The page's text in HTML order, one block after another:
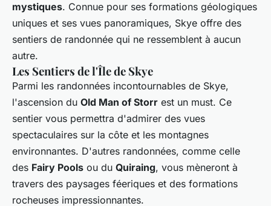
mystiques. Connue pour ses formations géologiques
uniques et ses vues panoramiques, Skye offre des
sentiers de randonnée qui ne ressemblent à aucun
autre.
Les Sentiers de l'Île de Skye
Parmi les randonnées incontournables de Skye,
l'ascension du Old Man of Storr est un must. Ce
sentier vous permettra d'admirer des vues
spectaculaires sur la côte et les montagnes
environnantes. D'autres randonnées, comme celle
des Fairy Pools ou du Quiraing, vous mèneront à
travers des paysages féeriques et des formations
rocheuses impressionnantes.